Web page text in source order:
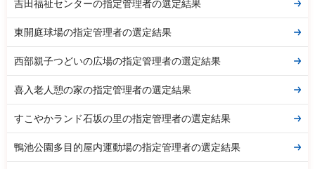
吉田福祉センターの指定管理者の選定結果
東開庭球場の指定管理者の選定結果
西部親子つどいの広場の指定管理者の選定結果
喜入老人憩の家の指定管理者の選定結果
すこやかランド石坂の里の指定管理者の選定結果
鴨池公園多目的屋内運動場の指定管理者の選定結果